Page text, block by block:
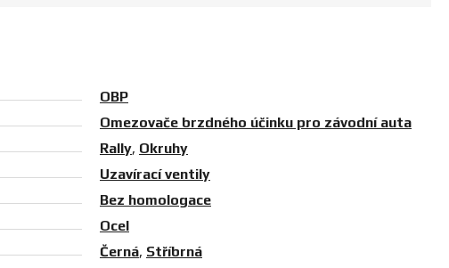
OBP
Omezovače brzdného účinku pro závodní auta
Rally, Okruhy
Uzavírací ventily
Bez homologace
Ocel
Černá, Stříbrná